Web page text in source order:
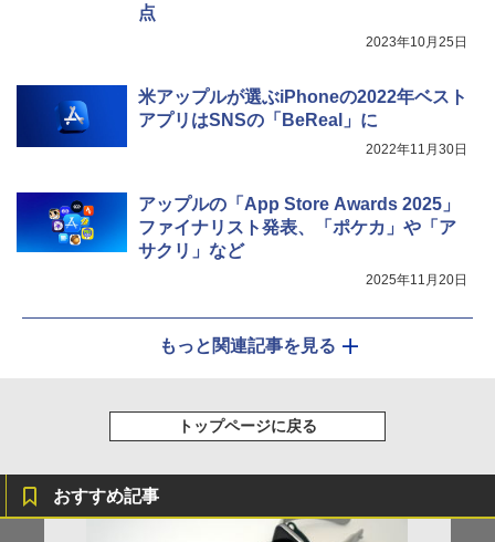
点
2023年10月25日
米アップルが選ぶiPhoneの2022年ベスト
アプリはSNSの「BeReal」に
2022年11月30日
アップルの「App Store Awards 2025」
ファイナリスト発表、「ポケカ」や「ア
サクリ」など
2025年11月20日
もっと関連記事を見る
トップページに戻る
おすすめ記事